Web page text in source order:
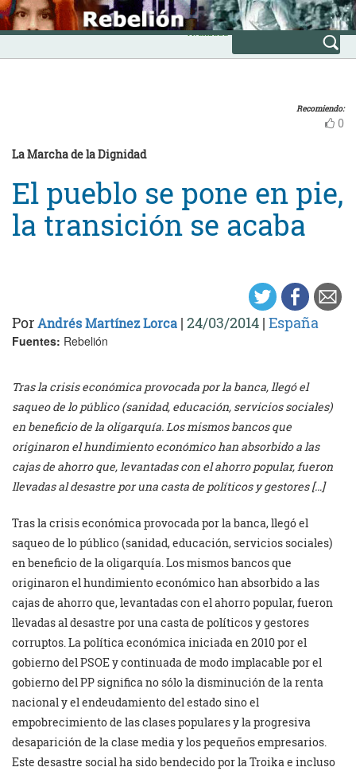
Skip
to
content
INICIO
Avanzada
Recomiendo:
0
La Marcha de la Dignidad
El pueblo se pone en pie,
la transición se acaba
PorAndrés Martínez Lorca | 24/03/2014 | España
Fuentes: Rebelión
Tras la crisis económica provocada por la banca, llegó el
saqueo de lo público (sanidad, educación, servicios sociales)
en beneficio de la oligarquía. Los mismos bancos que
originaron el hundimiento económico han absorbido a las
cajas de ahorro que, levantadas con el ahorro popular, fueron
llevadas al desastre por una casta de políticos y gestores […]
Tras la crisis económica provocada por la banca, llegó el
saqueo de lo público (sanidad, educación, servicios sociales)
en beneficio de la oligarquía. Los mismos bancos que
originaron el hundimiento económico han absorbido a las
cajas de ahorro que, levantadas con el ahorro popular, fueron
llevadas al desastre por una casta de políticos y gestores
corruptos. La política económica iniciada en 2010 por el
gobierno del PSOE y continuada de modo implacable por el
gobierno del PP significa no sólo la disminución de la renta
nacional y el endeudamiento del estado sino el
empobrecimiento de las clases populares y la progresiva
desaparición de la clase media y los pequeños empresarios.
Este desastre social ha sido bendecido por la Troika e incluso